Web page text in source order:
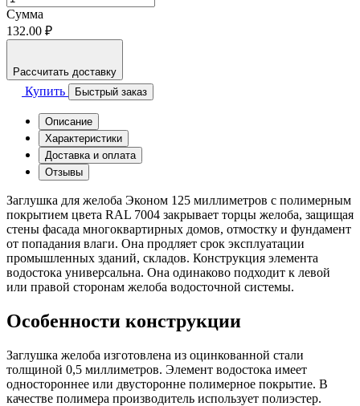
Сумма
132.00 ₽
Рассчитать доставку
Купить Быстрый заказ
Описание
Характеристики
Доставка и оплата
Отзывы
Заглушка для желоба Эконом 125 миллиметров с полимерным
покрытием цвета RAL 7004 закрывает торцы желоба, защищая
стены фасада многоквартирных домов, отмостку и фундамент
от попадания влаги. Она продляет срок эксплуатации
промышленных зданий, складов. Конструкция элемента
водостока универсальна. Она одинаково подходит к левой
или правой сторонам желоба водосточной системы.
Особенности конструкции
Заглушка желоба изготовлена из оцинкованной стали
толщиной 0,5 миллиметров. Элемент водостока имеет
одностороннее или двусторонне полимерное покрытие. В
качестве полимера производитель использует полиэстер.